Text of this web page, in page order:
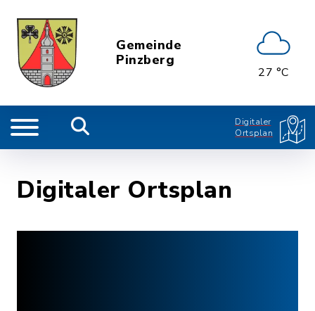
Gemeinde
Pinzberg
27 °C
Digitaler
Ortsplan
Digitaler Ortsplan